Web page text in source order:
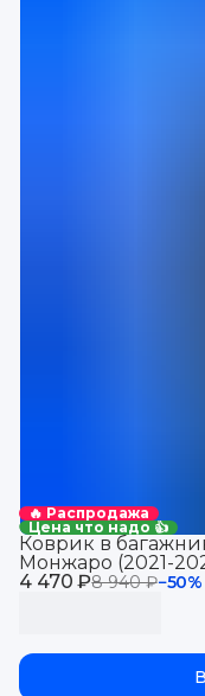
🔥 Распродажа
Цена что надо 👍
4 470 ₽8 940 ₽−50%
Коврик в
Монжаро (2021-
Monjaro, EVA 3D